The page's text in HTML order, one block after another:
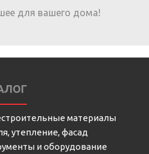
для вашего дома!
материалы
утепление, фасад
и оборудование